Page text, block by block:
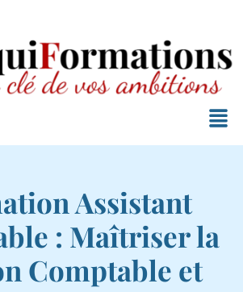
Assistant
: Maîtriser la
Comptable et